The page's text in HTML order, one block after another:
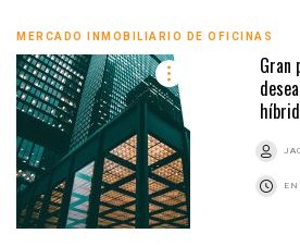
MERCADO INMOBILIARIO DE OFICINAS
Gran